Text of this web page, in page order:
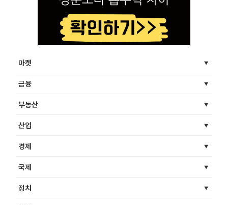
마켓
금융
부동산
산업
경제
국제
정치